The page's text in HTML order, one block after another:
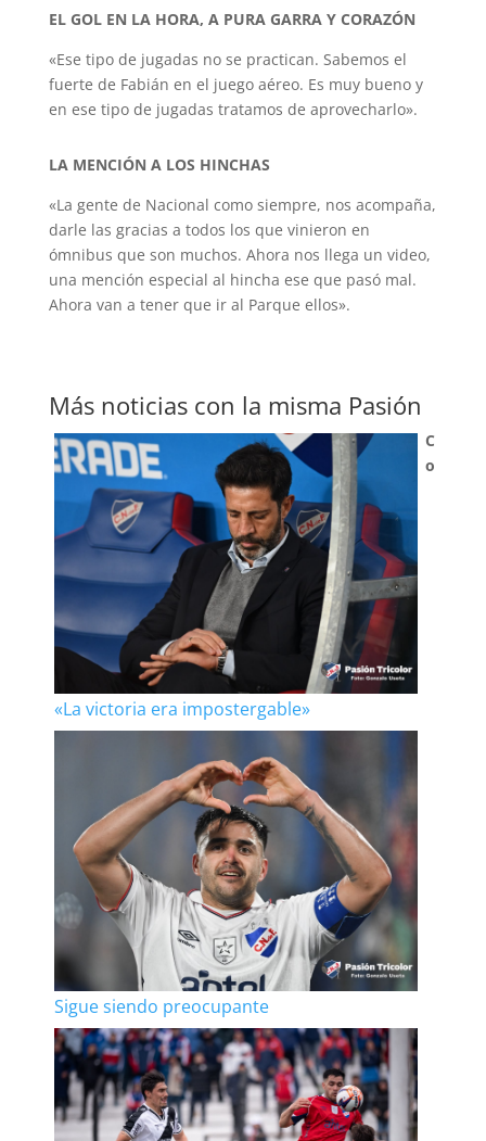
EL GOL EN LA HORA, A PURA GARRA Y CORAZÓN
«Ese tipo de jugadas no se practican. Sabemos el
fuerte de Fabián en el juego aéreo. Es muy bueno y
en ese tipo de jugadas tratamos de aprovecharlo».
LA MENCIÓN A LOS HINCHAS
«La gente de Nacional como siempre, nos acompaña,
darle las gracias a todos los que vinieron en
ómnibus que son muchos. Ahora nos llega un video,
una mención especial al hincha ese que pasó mal.
Ahora van a tener que ir al Parque ellos».
Más noticias con la misma Pasión
«La victoria era impostergable»
Sigue siendo preocupante
C
o